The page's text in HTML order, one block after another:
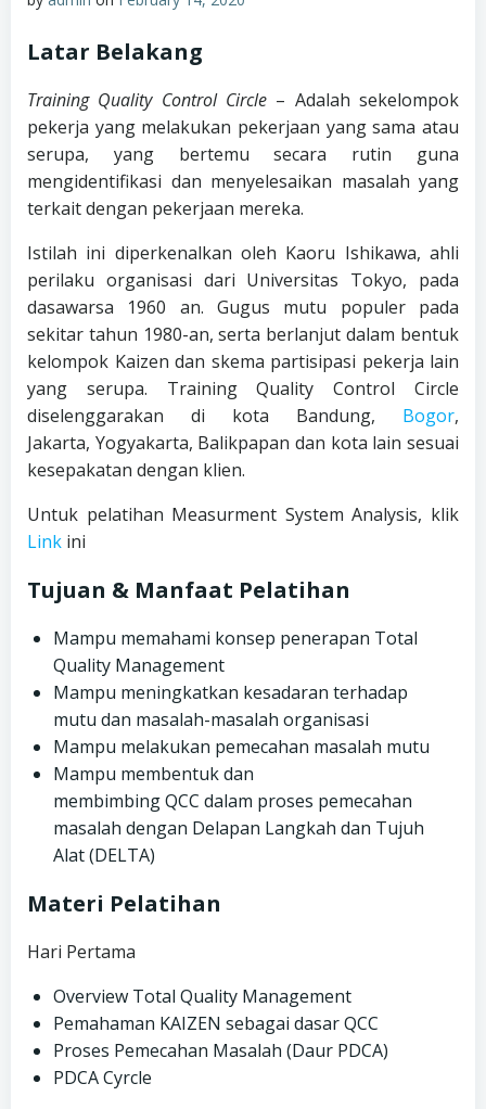
Latar Belakang
Training Quality Control Circle – Adalah sekelompok
pekerja yang melakukan pekerjaan yang sama atau
serupa, yang bertemu secara rutin guna
mengidentifikasi dan menyelesaikan masalah yang
terkait dengan pekerjaan mereka.
Istilah ini diperkenalkan oleh Kaoru Ishikawa, ahli
perilaku organisasi dari Universitas Tokyo, pada
dasawarsa 1960 an. Gugus mutu populer pada
sekitar tahun 1980-an, serta berlanjut dalam bentuk
kelompok Kaizen dan skema partisipasi pekerja lain
yang serupa. Training Quality Control Circle
diselenggarakan di kota Bandung, Bogor,
Jakarta, Yogyakarta, Balikpapan dan kota lain sesuai
kesepakatan dengan klien.
Untuk pelatihan Measurment System Analysis, klik
Link ini
Tujuan & Manfaat Pelatihan
Mampu memahami konsep penerapan Total
Quality Management
Mampu meningkatkan kesadaran terhadap
mutu dan masalah-masalah organisasi
Mampu melakukan pemecahan masalah mutu
Mampu membentuk dan
membimbing QCC dalam proses pemecahan
masalah dengan Delapan Langkah dan Tujuh
Alat (DELTA)
Materi Pelatihan
Hari Pertama
Overview Total Quality Management
Pemahaman KAIZEN sebagai dasar QCC
Proses Pemecahan Masalah (Daur PDCA)
PDCA Cyrcle